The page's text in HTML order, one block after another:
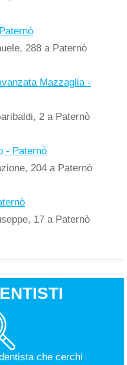
288 a Paternò
Mazzaglia -
2 a Paternò
- Paternò
204 a Paternò
17 a Paternò
che cerchi